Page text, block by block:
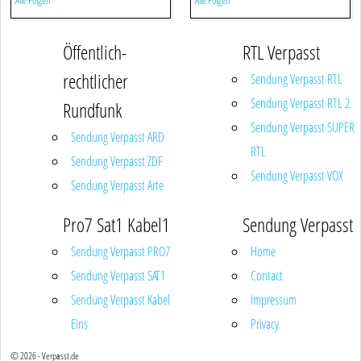
Öffentlich-
rechtlicher
Rundfunk
Sendung Verpasst ARD
Sendung Verpasst ZDF
Sendung Verpasst Arte
RTL Verpasst
Sendung Verpasst RTL
Sendung Verpasst RTL 2
Sendung Verpasst SUPER
RTL
Sendung Verpasst VOX
Pro7 Sat1 Kabel1
Sendung Verpasst PRO7
Sendung Verpasst SAT1
Sendung Verpasst Kabel
Eins
Sendung Verpasst
Home
Contact
Impressum
Privacy
© 2026 - Verpasst.de